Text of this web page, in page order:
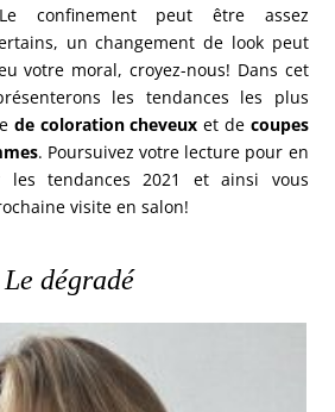
confinement peut être assez
un changement de look peut
votre moral, croyez-nous! Dans cet
les tendances les plus
de coloration cheveuxet de coupes
. Poursuivez votre lecture pour en
tendances 2021 et ainsi vous
visite en salon!
Le dégradé